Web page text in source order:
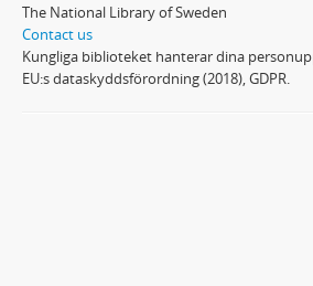
The National Library of Sweden
Contact us
Kungliga biblioteket hanterar dina
EU:s dataskyddsförordning (2018), GDPR.